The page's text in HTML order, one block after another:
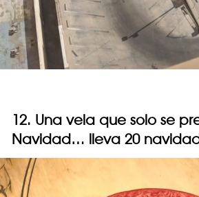
12. Una vela que solo se
Navidad… lleva 20